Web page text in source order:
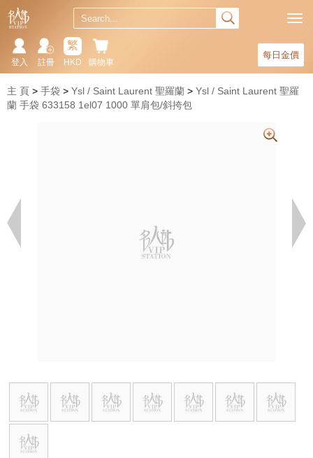
每日金價
購物車
繁
HKD
註冊
登入
主 頁 手袋 Ysl / Saint Laurent 聖羅蘭
Ysl / Saint Laurent 聖羅
蘭 手袋 633158 1el07 1000 單肩包/斜挎包